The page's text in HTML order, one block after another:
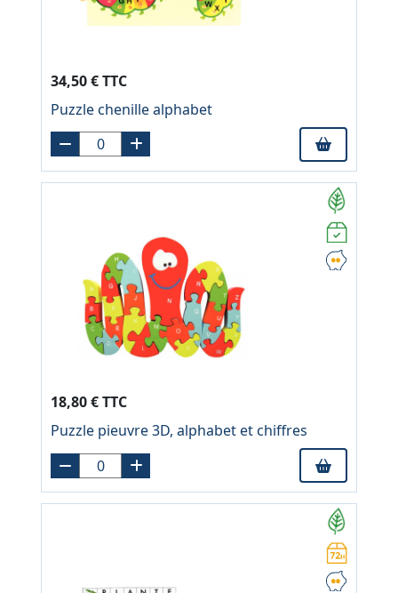
34,50 € TTC
Puzzle chenille alphabet
18,80 € TTC
Puzzle pieuvre 3D, alphabet et chiffres